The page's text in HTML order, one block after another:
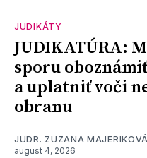
JUDIKÁTY
JUDIKATÚRA:
sporu
a uplatniť voči
obranu
JUDR. ZUZANA MAJERIKOVÁ
august 4, 2026